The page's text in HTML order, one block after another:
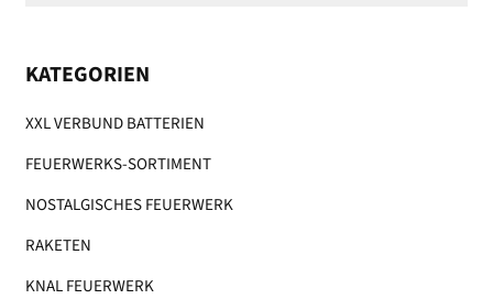
KATEGORIEN
XXL VERBUND BATTERIEN
FEUERWERKS-SORTIMENT
NOSTALGISCHES FEUERWERK
RAKETEN
KNAL FEUERWERK